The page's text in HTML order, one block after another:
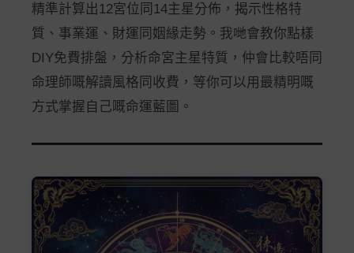
精準計算出12宮位同14主星分佈，揭示性格特
質、事業運、財運同姻緣走勢。我哋會教你點樣
DIY免費排盤，分析命宮主星特質，仲會比較唔同
命理師嘅解讀風格同收費，等你可以用最精明嘅
方式掌握自己嘅命運藍圖。